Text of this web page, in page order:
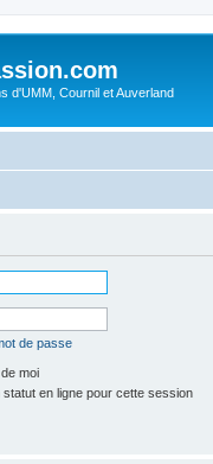
d'UMM, Cournil et Auverland
de passe
moi
en ligne pour cette session